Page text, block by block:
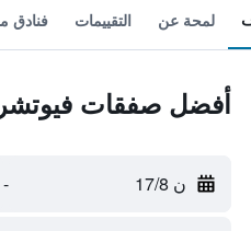
لمحة عن التقييمات فنادق
أفضل صفقات
ن 17/8 -